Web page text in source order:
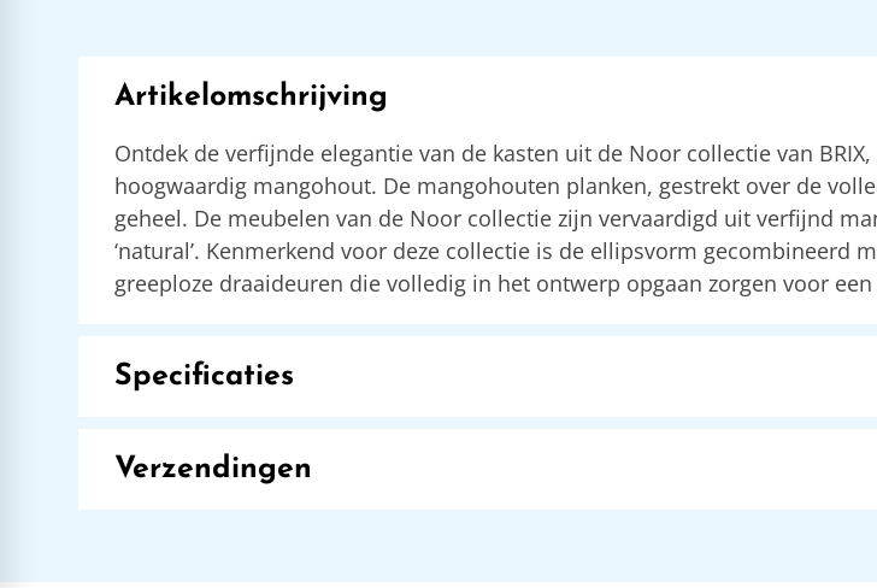
Artikelomschrijving
Ontdek de verfijnde elegantie van de kasten uit de Noor collectie van
hoogwaardig mangohout. De mangohouten planken, gestrekt over de
geheel. De meubelen van de Noor collectie zijn vervaardigd uit verfijnd
‘natural’. Kenmerkend voor deze collectie is de ellipsvorm
greeploze draaideuren die volledig in het ontwerp opgaan zorgen voor
Specificaties
Verzendingen